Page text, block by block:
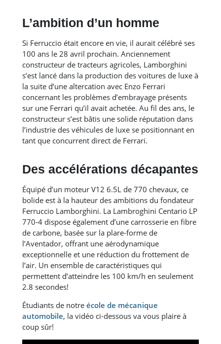
L’ambition d’un homme
Si Ferruccio était encore en vie, il aurait célébré ses
100 ans le 28 avril prochain. Anciennement
constructeur de tracteurs agricoles, Lamborghini
s’est lancé dans la production des voitures de luxe à
la suite d’une altercation avec Enzo Ferrari
concernant les problèmes d’embrayage présents
sur une Ferrari qu’il avait achetée. Au fil des ans, le
constructeur s’est bâtis une solide réputation dans
l’industrie des véhicules de luxe se positionnant en
tant que concurrent direct de Ferrari.
Des accélérations décapantes
Équipé d’un moteur V12 6.5L de 770 chevaux, ce
bolide est à la hauteur des ambitions du fondateur
Ferruccio Lamborghini. La Lambroghini Centario LP
770-4 dispose également d’une carrosserie en fibre
de carbone, basée sur la plare-forme de
l’Aventador, offrant une aérodynamique
exceptionnelle et une réduction du frottement de
l’air. Un ensemble de caractéristiques qui
permettent d’atteindre les 100 km/h en seulement
2.8 secondes!
Étudiants de notre école de mécanique
automobile, la vidéo ci-dessous va vous plaire à
coup sûr!